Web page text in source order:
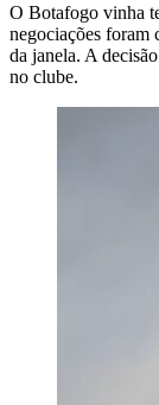
O Botafogo vinha
negociações foram
da janela. A
no clube.